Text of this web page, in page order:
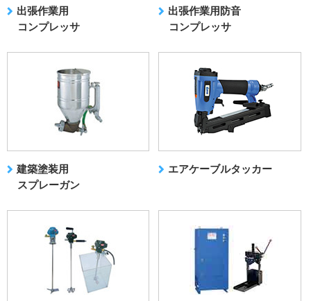
出張作業用
コンプレッサ
出張作業用防音
コンプレッサ
建築塗装用
スプレーガン
エアケーブルタッカー